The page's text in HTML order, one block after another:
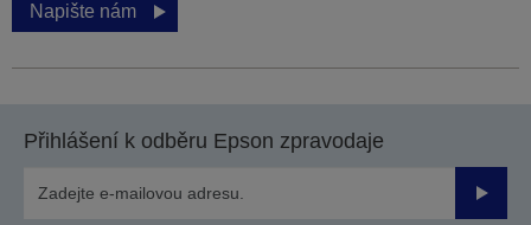
Napište nám
Přihlášení k odběru Epson zpravodaje